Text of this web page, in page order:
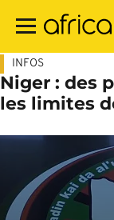
contenu
INFOS
Niger : des
les limites